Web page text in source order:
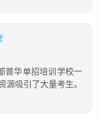
普华单招培训学校一
源吸引了大量考生。